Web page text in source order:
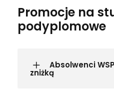
Promocje na
podyplomowe
Absolwenci
zniżką